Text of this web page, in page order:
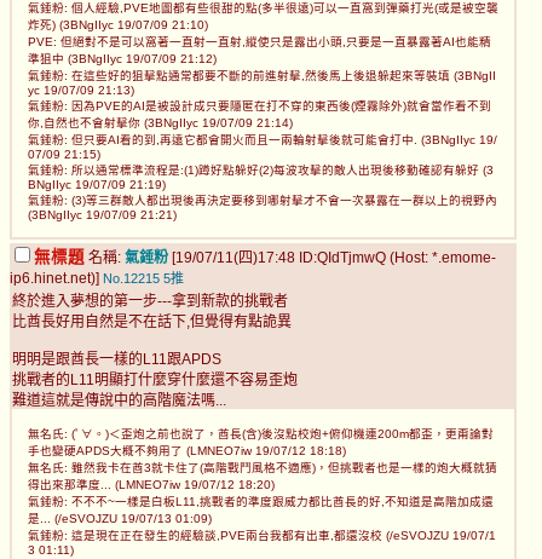
氣錘粉: 個人經驗,PVE地圖都有些很甜的點(多半很遠)可以一直窩到彈藥打光(或是被空襲
炸死) (3BNgIIyc 19/07/09 21:10)
PVE: 但絕對不是可以窩著一直射一直射,縱使只是露出小頭,只要是一直暴露著AI也能精
準狙中 (3BNgIIyc 19/07/09 21:12)
氣錘粉: 在這些好的狙擊點通常都要不斷的前進射擊,然後馬上後退躲起來等裝填 (3BNgII
yc 19/07/09 21:13)
氣錘粉: 因為PVE的AI是被設計成只要隱匿在打不穿的東西後(煙霧除外)就會當作看不到
你,自然也不會射擊你 (3BNgIIyc 19/07/09 21:14)
氣錘粉: 但只要AI看的到,再遠它都會開火而且一兩輪射擊後就可能會打中. (3BNgIIyc 19/
07/09 21:15)
氣錘粉: 所以通常標準流程是:(1)蹲好點躲好(2)每波攻擊的敵人出現後移動確認有躲好 (3
BNgIIyc 19/07/09 21:19)
氣錘粉: (3)等三群敵人都出現後再決定要移到哪射擊才不會一次暴露在一群以上的視野內
(3BNgIIyc 19/07/09 21:21)
無標題 名稱: 氣錘粉 [19/07/11(四)17:48 ID:QIdTjmwQ (Host: *.emome-
ip6.hinet.net)] No.12215 5推
終於進入夢想的第一步---拿到新款的挑戰者
比酋長好用自然是不在話下,但覺得有點詭異
明明是跟酋長一樣的L11跟APDS
挑戰者的L11明顯打什麼穿什麼還不容易歪炮
難道這就是傳說中的高階魔法嗎...
無名氏: (ﾟ∀。)＜歪炮之前也說了，酋長(含)後沒點校炮+俯仰機連200m都歪，更甭論對
手也變硬APDS大概不夠用了 (LMNEO7iw 19/07/12 18:18)
無名氏: 雖然我卡在酋3就卡住了(高階戰鬥風格不適應)，但挑戰者也是一樣的炮大概就猜
得出來那準度... (LMNEO7iw 19/07/12 18:20)
氣錘粉: 不不不~一樣是白板L11,挑戰者的準度跟威力都比酋長的好,不知道是高階加成還
是... (/eSVOJZU 19/07/13 01:09)
氣錘粉: 這是現在正在發生的經驗談,PVE兩台我都有出車,都還沒校 (/eSVOJZU 19/07/1
3 01:11)